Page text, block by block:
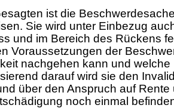
ist die
Sie wird unter Einbezug
und im Bereich des Rückens
Voraussetzungen der
nachgehen kann und
darauf wird sie den
über den Anspruch auf Rente
noch einmal